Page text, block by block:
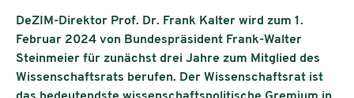
DeZIM-Direktor Prof. Dr. Frank Kalter wird zum 1.
Februar 2024 von Bundespräsident Frank-Walter
Steinmeier für zunächst drei Jahre zum Mitglied des
Wissenschaftsrats berufen. Der Wissenschaftsrat ist